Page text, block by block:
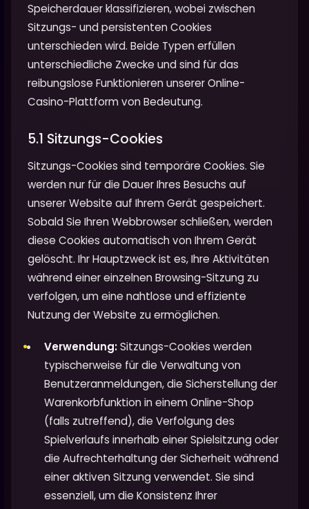
Speicherdauer klassifizieren, wobei zwischen
Sitzungs- und persistenten Cookies
unterschieden wird. Beide Typen erfüllen
unterschiedliche Zwecke und sind für das
reibungslose Funktionieren unserer Online-
Casino-Plattform von Bedeutung.
5.1 Sitzungs-Cookies
Sitzungs-Cookies sind temporäre Cookies. Sie
werden nur für die Dauer Ihres Besuchs auf
unserer Website auf Ihrem Gerät gespeichert.
Sobald Sie Ihren Webbrowser schließen, werden
diese Cookies automatisch von Ihrem Gerät
gelöscht. Ihr Hauptzweck ist es, Ihre Aktivitäten
während einer einzelnen Browsing-Sitzung zu
verfolgen, um eine nahtlose und effiziente
Nutzung der Website zu ermöglichen.
Verwendung:Sitzungs-Cookies werden
typischerweise für die Verwaltung von
Benutzeranmeldungen, die Sicherstellung der
Warenkorbfunktion in einem Online-Shop
(falls zutreffend), die Verfolgung des
Spielverlaufs innerhalb einer Spielsitzung oder
die Aufrechterhaltung der Sicherheit während
einer aktiven Sitzung verwendet. Sie sind
essenziell, um die Konsistenz Ihrer